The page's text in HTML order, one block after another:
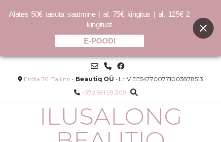
Skip
contentEndla 76, Tallinn • Beautiq OÜ • LHV EE547700771003878513
+372 591 99 309
ILUSALONG
Alates 50€ tasuta saatmine | al. 75€ kingitus | al. 125€ 2
kingitust
E-POODI